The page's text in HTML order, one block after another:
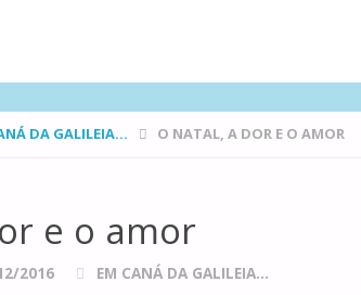
DA GALILEIA... O NATAL, A DOR E O AMOR
e o amor
2016 EM CANÁ DA GALILEIA...